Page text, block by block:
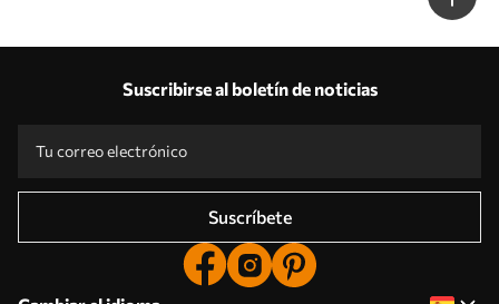
Suscribirse al boletín de noticias
Suscríbete